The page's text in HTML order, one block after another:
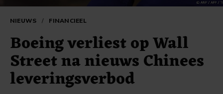
NIEUWS / FINANCIEEL
Boeing verliest op Wall
Street na nieuws Chinees
leveringsverbod